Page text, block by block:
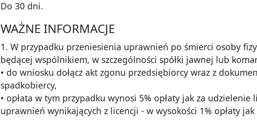
Do 30 dni.
WAŻNE INFORMACJE
1. W przypadku przeniesienia uprawnień po śmierci osoby
będącej wspólnikiem, w szczególności spółki jawnej lub
• do wniosku dołącz akt zgonu przedsiębiorcy wraz z
spadkobiercy,
• opłata w tym przypadku wynosi 5% opłaty jak za
uprawnień wynikających z licencji - w wysokości 1% opłaty